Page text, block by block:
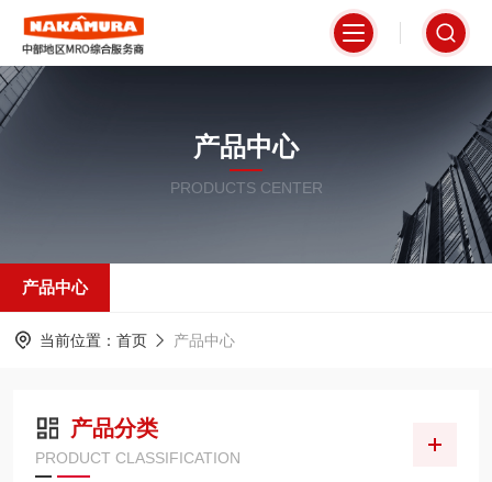
产品中心
PRODUCTS CENTER
产品中心
当前位置： 首页 产品中心
产品分类
PRODUCT CLASSIFICATION